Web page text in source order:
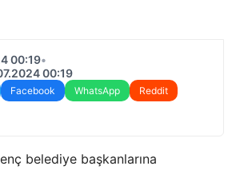
00:19•
00:19
Facebook WhatsApp
Reddit
belediye başkanlarına